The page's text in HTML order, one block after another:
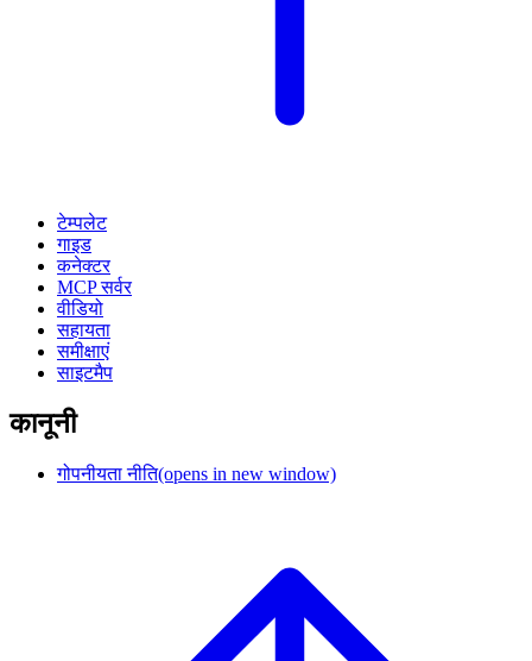
टेम्पलेट
गाइड
कनेक्टर
MCP सर्वर
वीडियो
सहायता
समीक्षाएं
साइटमैप
कानूनी
गोपनीयता नीति(opens in new window)